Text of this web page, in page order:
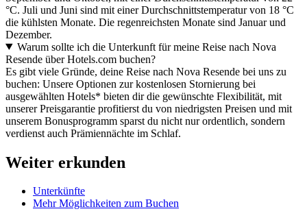
°C. Juli und Juni sind mit einer Durchschnittstemperatur von 18 °C
die kühlsten Monate. Die regenreichsten Monate sind Januar und
Dezember.
Warum sollte ich die Unterkunft für meine Reise nach Nova
Resende über Hotels.com buchen?
Es gibt viele Gründe, deine Reise nach Nova Resende bei uns zu
buchen: Unsere Optionen zur kostenlosen Stornierung bei
ausgewählten Hotels* bieten dir die gewünschte Flexibilität, mit
unserer Preisgarantie profitierst du von niedrigsten Preisen und mit
unserem Bonusprogramm sparst du nicht nur ordentlich, sondern
verdienst auch Prämiennächte im Schlaf.
Weiter erkunden
Unterkünfte
Mehr Möglichkeiten zum Buchen